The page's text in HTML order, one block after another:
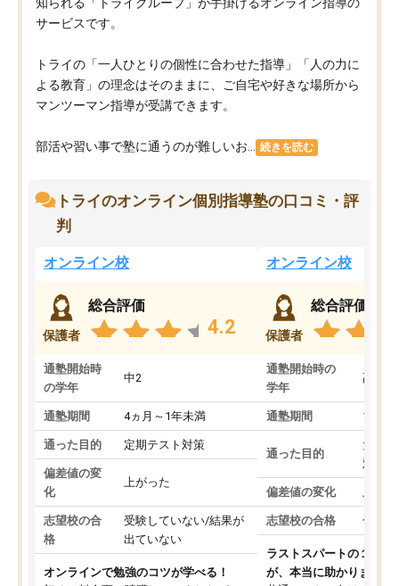
サービスです。
トライの「一人ひとりの個性に合わせた指導」「人の力に
よる教育」の理念はそのままに、ご自宅や好きな場所から
マンツーマン指導が受講できます。
部活や習い事で塾に通うのが難しいお... 続きを読む
トライのオンライン個別指導塾の口コミ・評
判
オンライン校
保護者
総合評価
4.2
通塾開始時
の学年
中2
通塾期間 4ヵ月～1年未満
通った目的 定期テスト対策
偏差値の変
化
上がった
志望校の合
格
受験していない/結果が
出ていない
オンラインで勉強のコツが学べる！
オンライン校
保護者
総合評価
通塾開始時の
学年
高3
通塾期間 1～3
通った目的
大学
対策
偏差値の変化 上が
志望校の合格 合格
ラストスパートの１か月
が、本当に助かりました